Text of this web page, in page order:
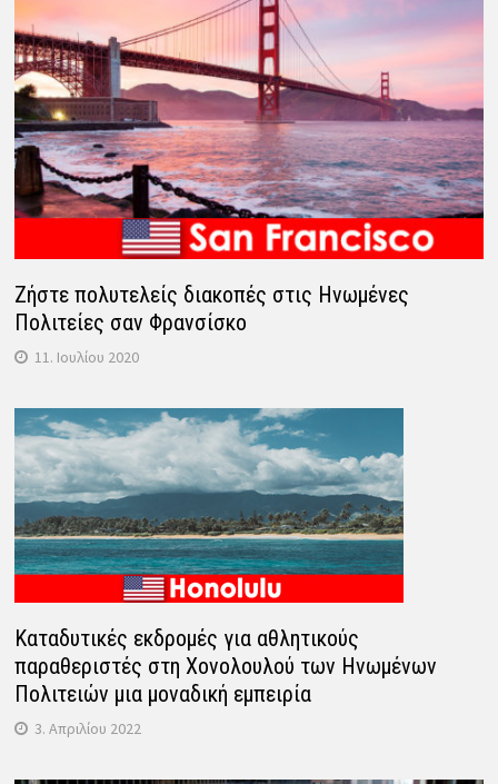
Ζήστε πολυτελείς διακοπές στις Ηνωμένες
Πολιτείες σαν Φρανσίσκο
11. Ιουλίου 2020
Καταδυτικές εκδρομές για αθλητικούς
παραθεριστές στη Χονολουλού των Ηνωμένων
Πολιτειών μια μοναδική εμπειρία
3. Απριλίου 2022